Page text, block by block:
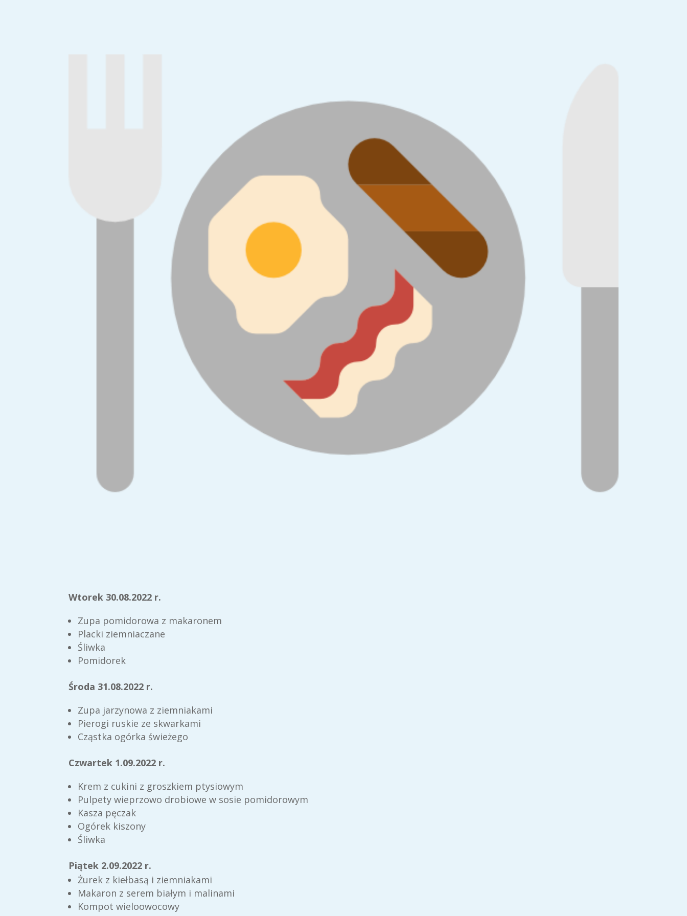
Wtorek 30.08.2022 r.
Zupa pomidorowa z makaronem
Placki ziemniaczane
Śliwka
Pomidorek
Środa 31.08.2022 r.
Zupa jarzynowa z ziemniakami
Pierogi ruskie ze skwarkami
Cząstka ogórka świeżego
Czwartek 1.09.2022 r.
Krem z cukini z groszkiem ptysiowym
Pulpety wieprzowo drobiowe w sosie pomidorowym
Kasza pęczak
Ogórek kiszony
Śliwka
Piątek 2.09.2022 r.
Żurek z kiełbasą i ziemniakami
Makaron z serem białym i malinami
Kompot wieloowocowy